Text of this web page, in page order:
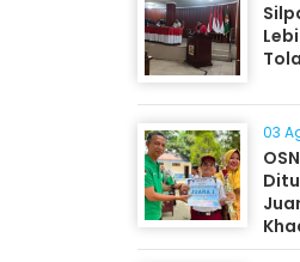
03